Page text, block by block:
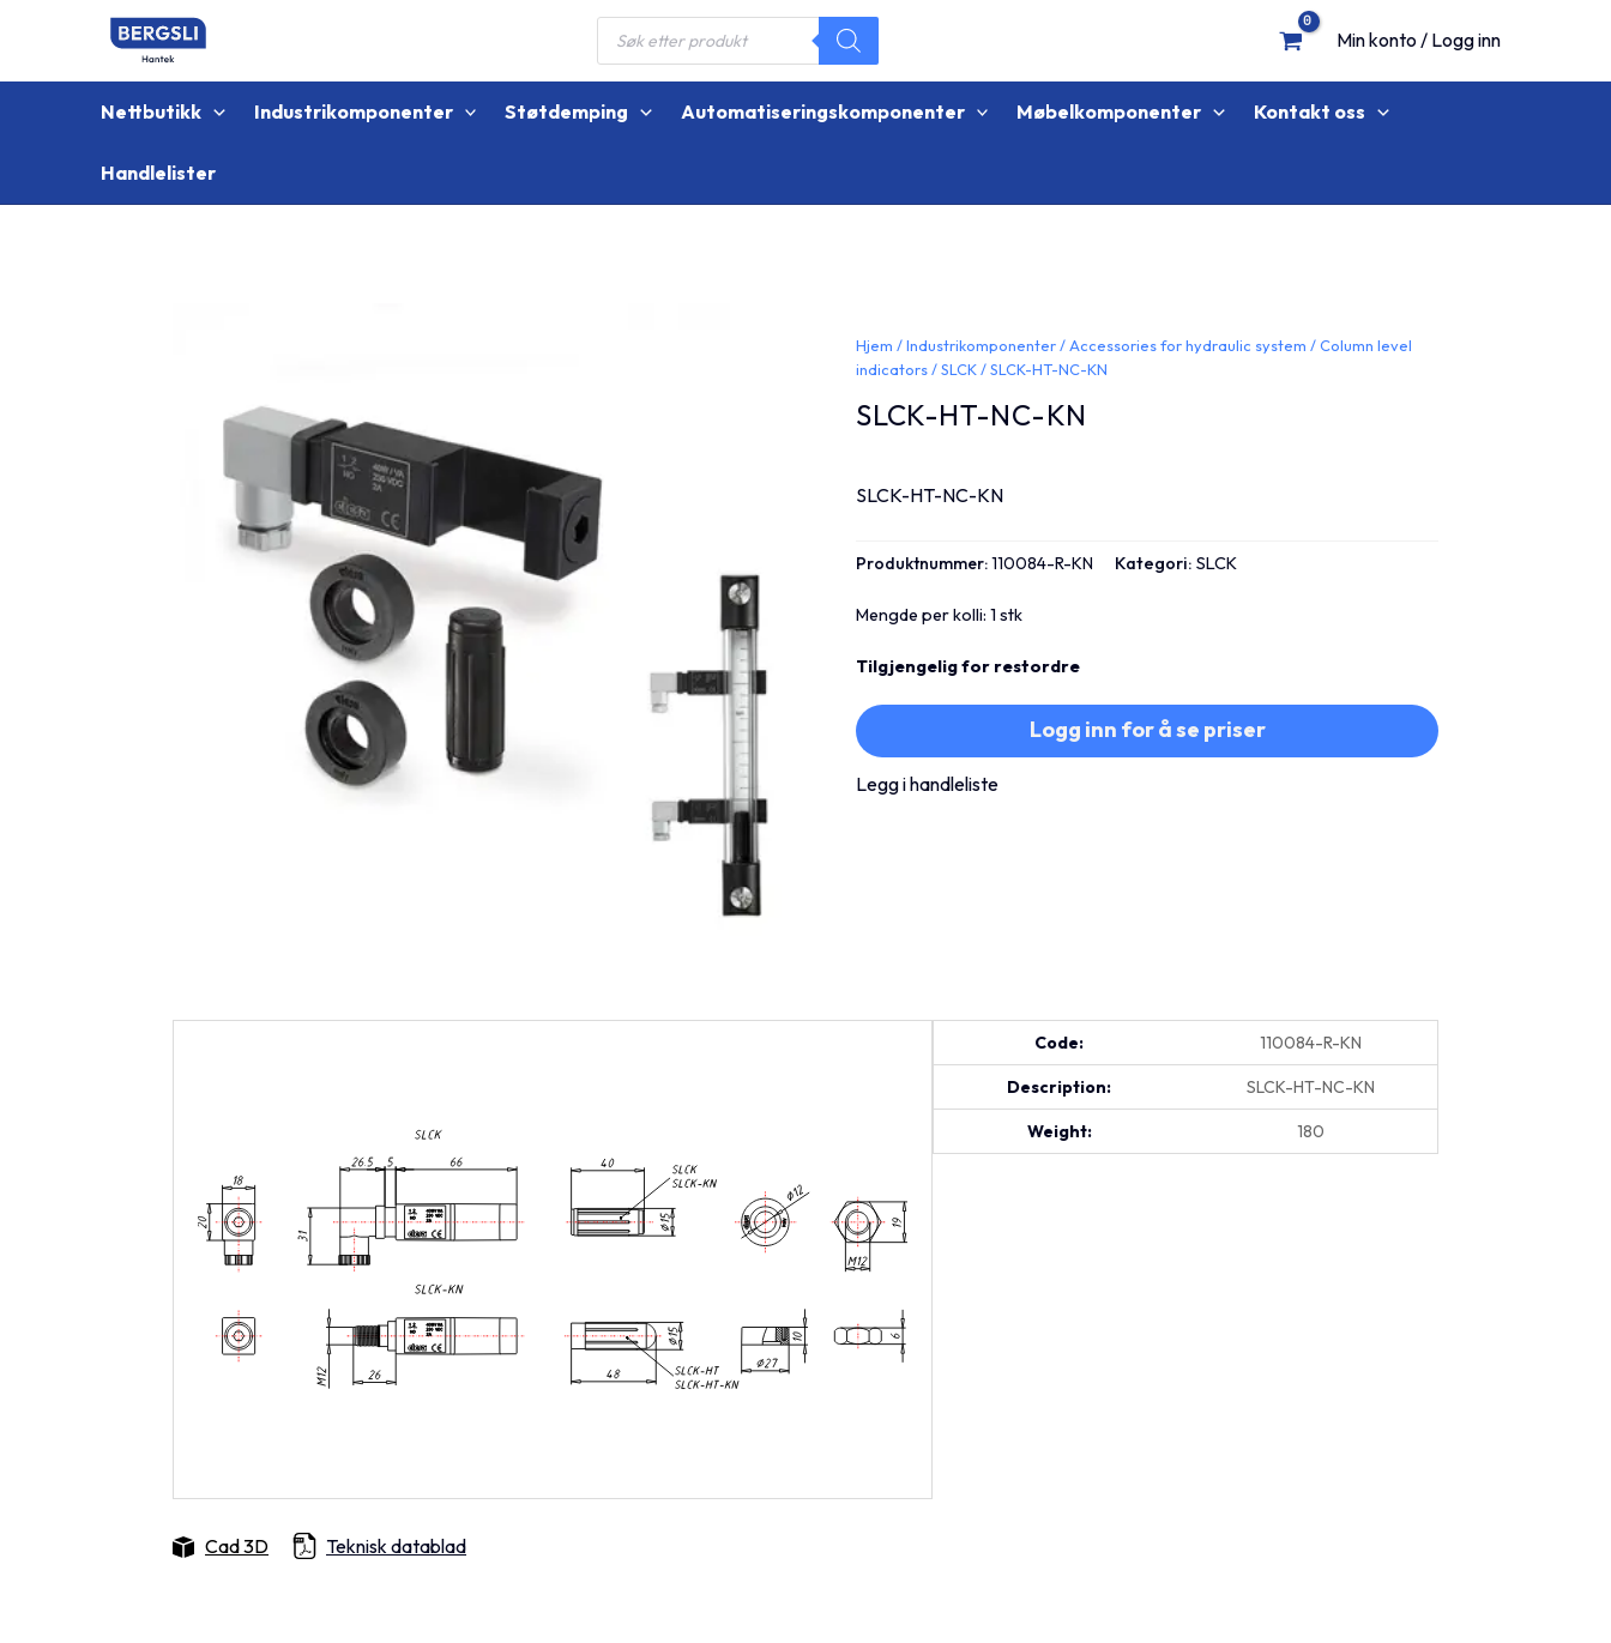
Products
search
Min konto / Logg inn
Nettbutikk Industrikomponenter Støtdemping Automatiseringskomponenter Møbelkomponenter Kontakt oss
Handlelister
Hjem /Industrikomponenter/ Accessories for hydraulic system /Column level
indicators/SLCK/ SLCK-HT-NC-KN
SLCK-HT-NC-KN
SLCK-HT-NC-KN
Produktnummer:110084-R-KN Kategori:SLCK
Mengde per kolli: 1 stk
Tilgjengelig for restordre
Logg inn for å se priser
Legg i handleliste
Code: 110084-R-KN
Description: SLCK-HT-NC-KN
Weight: 180
Cad 3D Teknisk datablad